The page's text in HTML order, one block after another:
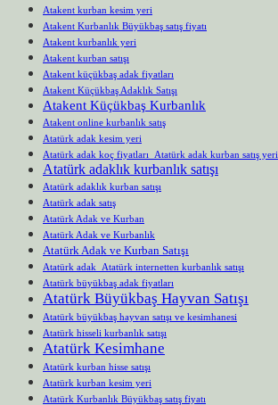
Atakent kurban kesim yeri
Atakent Kurbanlık Büyükbaş satış fiyatı
Atakent kurbanlık yeri
Atakent kurban satışı
Atakent küçükbaş adak fiyatları
Atakent Küçükbaş Adaklık Satışı
Atakent Küçükbaş Kurbanlık
Atakent online kurbanlık satış
Atatürk adak kesim yeri
Atatürk adak koç fiyatları Atatürk adak kurban satış yeri
Atatürk adaklık kurbanlık satışı
Atatürk adaklık kurban satışı
Atatürk adak satış
Atatürk Adak ve Kurban
Atatürk Adak ve Kurbanlık
Atatürk Adak ve Kurban Satışı
Atatürk adak Atatürk internetten kurbanlık satışı
Atatürk büyükbaş adak fiyatları
Atatürk Büyükbaş Hayvan Satışı
Atatürk büyükbaş hayvan satışı ve kesimhanesi
Atatürk hisseli kurbanlık satışı
Atatürk Kesimhane
Atatürk kurban hisse satışı
Atatürk kurban kesim yeri
Atatürk Kurbanlık Büyükbaş satış fiyatı